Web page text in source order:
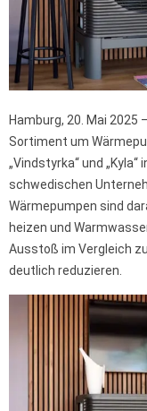
Hamburg, 20. Mai 2025
Sortiment um
„Vindstyrka“ und
schwedischen
Wärmepumpen sind
heizen und
Ausstoß im Vergleich
deutlich reduzieren.